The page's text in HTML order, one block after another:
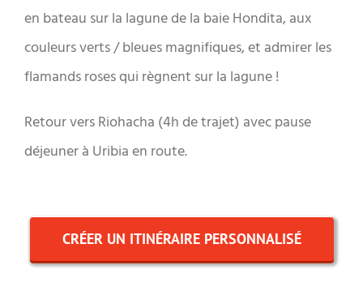
en bateau sur la lagune de la baie Hondita, aux
couleurs verts / bleues magnifiques, et admirer les
flamands roses qui règnent sur la lagune !
Retour vers Riohacha (4h de trajet) avec pause
déjeuner à Uribia en route.
CRÉER UN ITINÉRAIRE PERSONNALISÉ